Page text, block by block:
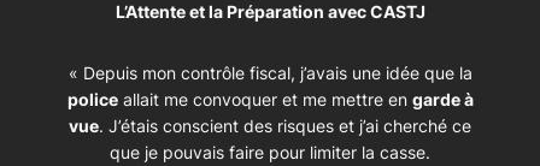
L’Attente et la Préparation avec CASTJ
« Depuis mon contrôle fiscal, j’avais une idée que la
policeallait me convoquer et me mettre en garde à
vue. J’étais conscient des risques et j’ai cherché ce
que je pouvais faire pour limiter la casse.